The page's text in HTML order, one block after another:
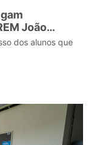
João
dos alunos que